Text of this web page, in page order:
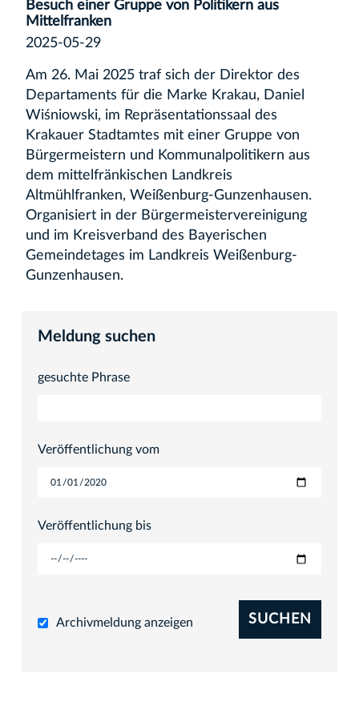
Besuch einer Gruppe von Politikern aus
Mittelfranken
2025-05-29
Am 26. Mai 2025 traf sich der Direktor des
Departaments für die Marke Krakau, Daniel
Wiśniowski, im Repräsentationssaal des
Krakauer Stadtamtes mit einer Gruppe von
Bürgermeistern und Kommunalpolitikern aus
dem mittelfränkischen Landkreis
Altmühlfranken, Weißenburg-Gunzenhausen.
Organisiert in der Bürgermeistervereinigung
und im Kreisverband des Bayerischen
Gemeindetages im Landkreis Weißenburg-
Gunzenhausen.
Meldung suchen
gesuchte Phrase
Veröffentlichung vom
Veröffentlichung bis
Archivmeldung anzeigen SUCHEN